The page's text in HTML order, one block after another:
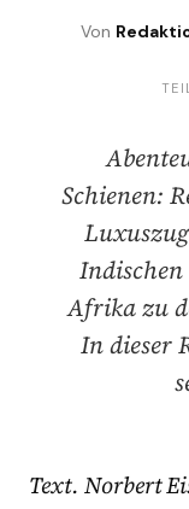
Von
Schienen:
Indischen
Afrika zu
In dieser
Text. Norbert